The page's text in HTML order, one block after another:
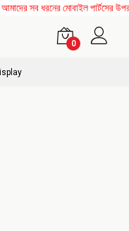
সব ধরনের মোবাইল পার্টসের
0